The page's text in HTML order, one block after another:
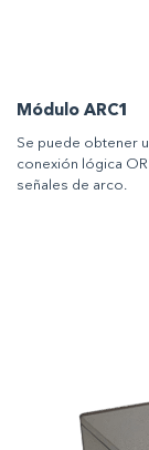
Módulo ARC1
Se puede obtener
conexión lógica
señales de arco.